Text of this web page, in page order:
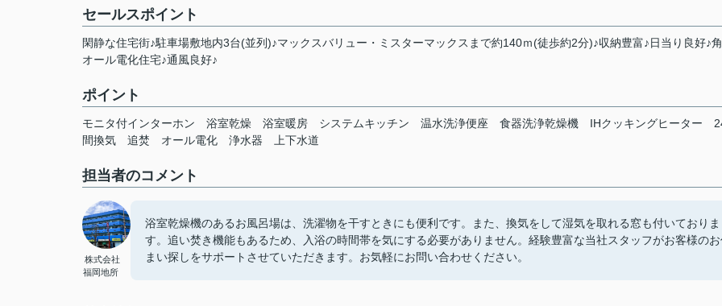
セールスポイント
閑静な住宅街♪駐車場敷地内3台(並列)♪マックスバリュー・ミスターマックスまで約140ｍ(徒歩約2分)♪収納豊富♪日当り良好♪
オール電化住宅♪通風良好♪
ポイント
モニタ付インターホン 浴室乾燥 浴室暖房 システムキッチン 温水洗浄便座 食器洗浄乾燥機 IHクッキングヒーター
間換気
追焚 オール電化 浄水器 上下水道
担当者のコメント
株式会社
福岡地所
浴室乾燥機のあるお風呂場は、洗濯物を干すときにも便利です。また、換気をして湿気を取れる窓も付いておりま
す。追い焚き機能もあるため、入浴の時間帯を気にする必要がありません。経験豊富な当社スタッフがお客様の
まい探しをサポートさせていただきます。お気軽にお問い合わせください。